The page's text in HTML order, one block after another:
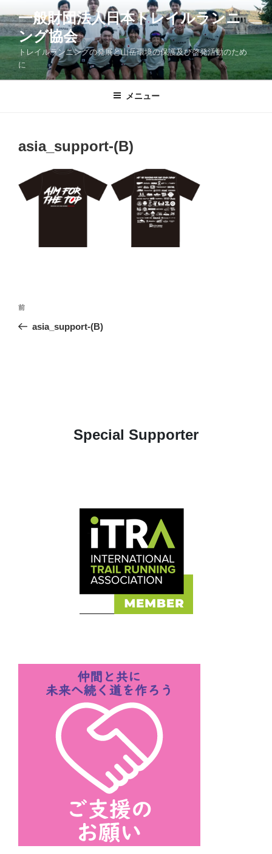
ン
テ
ツ
へ
一般財団法人日本トレイルランニ
ング協会
トレイルランニングの発展と山岳環境の保護及び啓発活動のため
に
メニュー
asia_support-(B)
投
ナ
前
の
前
asia_support-(B)
Special Supporter